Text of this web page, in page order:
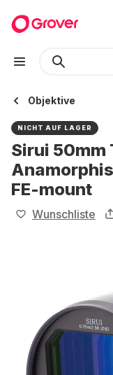
Objektive
NICHT AUF LAGER
Sirui 50mm
FE-mount
Wunschliste